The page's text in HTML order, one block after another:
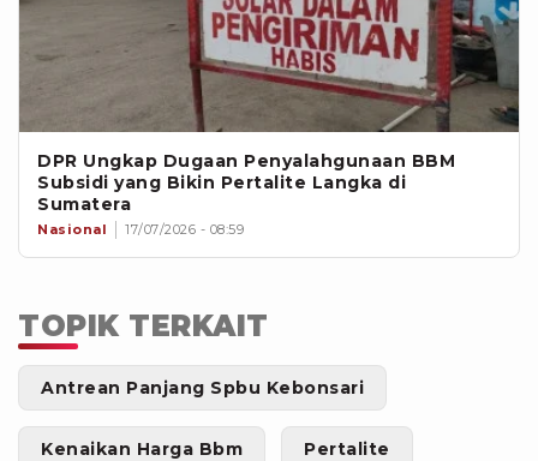
DPR Ungkap Dugaan Penyalahgunaan BBM
Subsidi yang Bikin Pertalite Langka di
Sumatera
Nasional 17/07/2026 - 08:59
TOPIK TERKAIT
Antrean Panjang Spbu Kebonsari
Kenaikan Harga Bbm Pertalite